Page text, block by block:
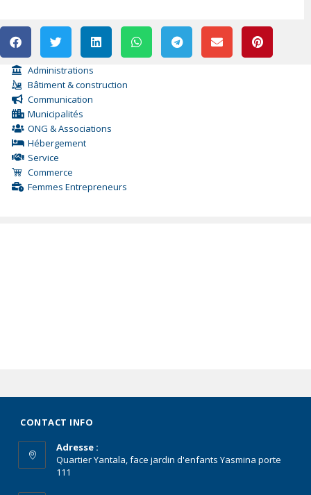
Administrations
Bâtiment & construction
Communication
Municipalités
ONG & Associations
Hébergement
Service
Commerce
Femmes Entrepreneurs
CONTACT INFO
Adresse :
Quartier Yantala, face jardin d'enfants Yasmina porte
111